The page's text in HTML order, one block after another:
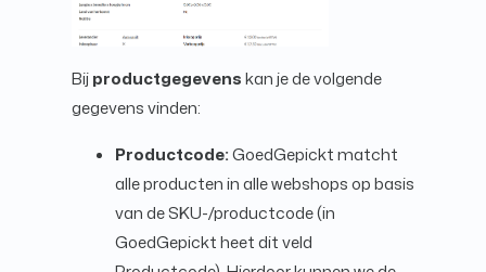
Bijproductgegevenskan je de volgende
gegevens vinden:
Productcode:GoedGepickt matcht
alle producten in alle webshops op basis
van de SKU-/productcode (in
GoedGepickt heet dit veld